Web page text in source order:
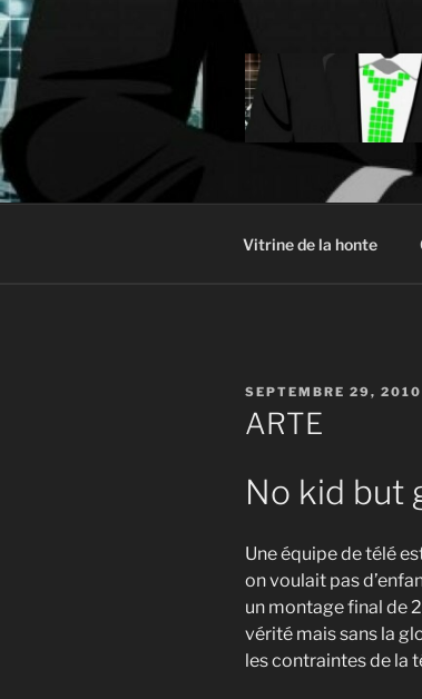
Aller
au
contenu
principal
Vitrine de la honte
PUBLIÉ
LE
SEPTEMBRE 29, 2010
ARTE
No kid but
Une équipe de télé
on voulait pas
un montage final de
vérité mais sans la
les contraintes de la